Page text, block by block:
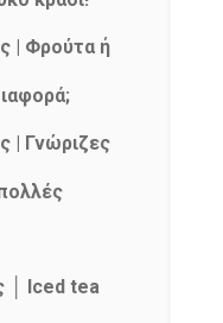
| Φρούτα ή
| Γνώριζες
│ Iced tea